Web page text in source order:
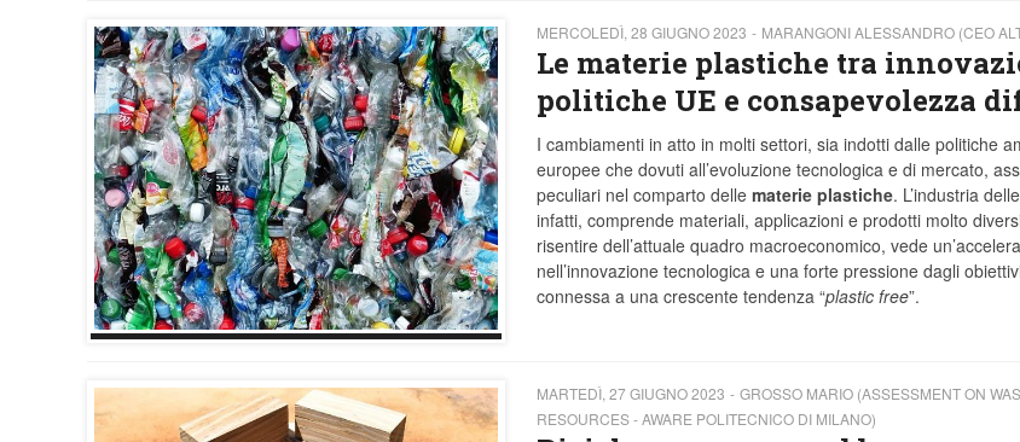
MERCOLEDÌ, 28 GIUGNO 2023 MARANGONI ALESSANDRO (CEO
Le materie plastiche tra
politiche UE e consapevolezza
I cambiamenti in atto in molti settori, sia indotti dalle politiche
europee che dovuti all’evoluzione tecnologica e di mercato,
peculiari nel comparto delle materie plastiche. L’industria
infatti, comprende materiali, applicazioni e prodotti molto
risentire dell’attuale quadro macroeconomico, vede
nell’innovazione tecnologica e una forte pressione dagli
connessa a una crescente tendenza “plastic free”.
MARTEDÌ, 27 GIUGNO 2023
GROSSO MARIO (ASSESSMENT ON
RESOURCES - AWARE POLITECNICO DI MILANO)